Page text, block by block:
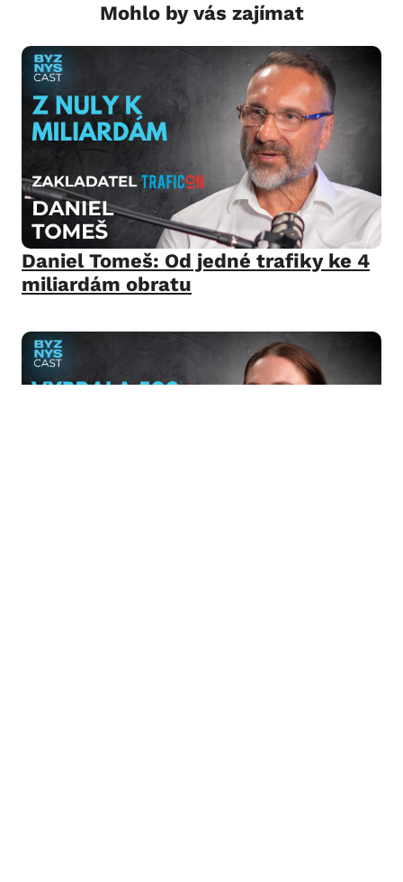
Mohlo by vás zajímat
Daniel Tomeš: Od jedné trafiky ke 4
miliardám obratu